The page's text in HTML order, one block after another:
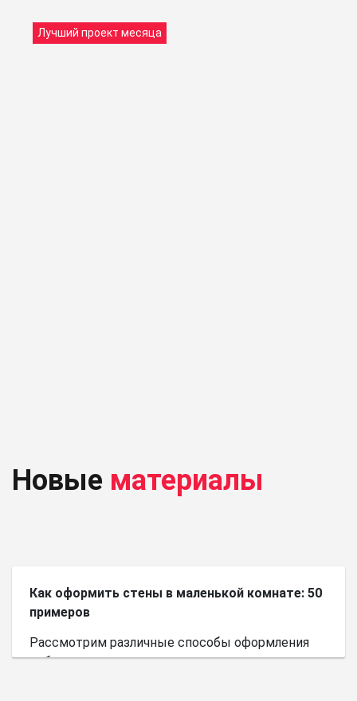
Лучший проект месяца
Новые материалы
Как оформить стены в маленькой комнате: 50
примеров
Рассмотрим различные способы оформления
небольшого пространства.